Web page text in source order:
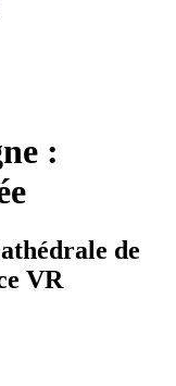
:
de
VR